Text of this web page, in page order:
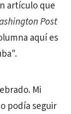
artículo que
Post
aquí es
Mi
podía seguir